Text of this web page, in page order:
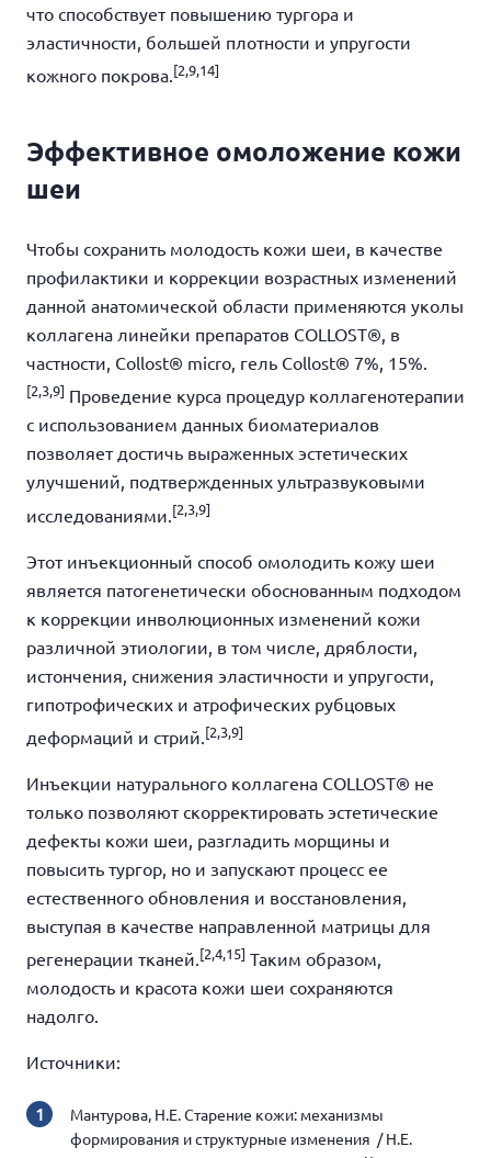
что способствует повышению тургора и
эластичности, большей плотности и упругости
кожного покрова. [2,9,14]
Эффективное омоложение кожи
шеи
Чтобы сохранить молодость кожи шеи, в качестве
профилактики и коррекции возрастных изменений
данной анатомической области применяются уколы
коллагена линейки препаратов COLLOST®, в
частности, Collost® micro, гель Collost® 7%, 15%.
[2,3,9] Проведение курса процедур коллагенотерапии
с использованием данных биоматериалов
позволяет достичь выраженных эстетических
улучшений, подтвержденных ультразвуковыми
исследованиями.[2,3,9]
Этот инъекционный способ омолодить кожу шеи
является патогенетически обоснованным подходом
к коррекции инволюционных изменений кожи
различной этиологии, в том числе, дряблости,
истончения, снижения эластичности и упругости,
гипотрофических и атрофических рубцовых
деформаций и стрий. [2,3,9]
Инъекции натурального коллагена COLLOST® не
только позволяют скорректировать эстетические
дефекты кожи шеи, разгладить морщины и
повысить тургор, но и запускают процесс ее
естественного обновления и восстановления,
выступая в качестве направленной матрицы для
регенерации тканей. [2,4,15] Таким образом,
молодость и красота кожи шеи сохраняются
надолго.
Источники:
Мантурова, Н.Е. Старение кожи: механизмы
формирования и структурные изменения / Н.Е.